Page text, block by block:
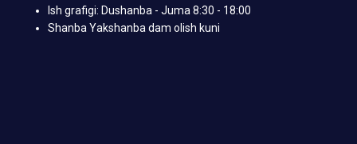
Ish grafigi: Dushanba - Juma 8:30 - 18:00
Shanba Yakshanba dam olish kuni